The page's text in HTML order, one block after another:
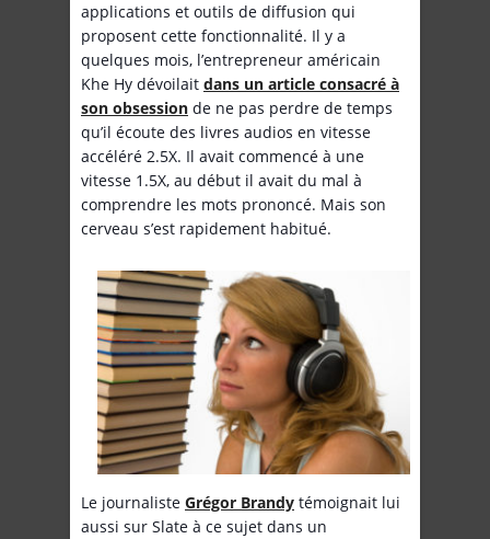
applications et outils de diffusion qui
proposent cette fonctionnalité. Il y a
quelques mois, l’entrepreneur américain
Khe Hy dévoilait dans un article consacré à
son obsession de ne pas perdre de temps
qu’il écoute des livres audios en vitesse
accéléré 2.5X. Il avait commencé à une
vitesse 1.5X, au début il avait du mal à
comprendre les mots prononcé. Mais son
cerveau s’est rapidement habitué.
Le journaliste Grégor Brandy témoignait lui
aussi sur Slate à ce sujet dans un